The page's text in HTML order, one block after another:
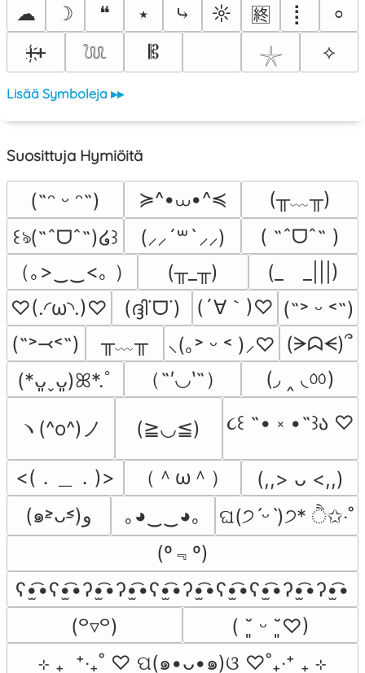
☁
☽ ❝ ⭑ ⤷ ☼ 🈡 ⡇
⸰
ᚐ҉ᚐ
𓆙 𝄡 𓇼 ⟡
Lisää Symboleja ▸▸
Suosittuja Hymiöitä
(˶ᵔ ᵕ ᵔ˶) ≽^•⩊•^≼
(╥﹏╥)
꒰ঌ(˶ˆᗜˆ˵)໒꒱
(⸝⸝´꒳`⸝⸝)
( ˶ˆᗜˆ˵ )
（｡>‿‿<｡ ）
(╥_╥)
(_　_|||)
♡(.◜ω◝.)♡
(ദ്ദി˙ᗜ˙) (´∀｀)♡ (˶˃ ᵕ ˂˶)
(˶˃⤙˂˶)
╥﹏╥ ⸜(｡˃ ᵕ ˂ )⸝♡ (ᗒᗣᗕ)՞
(*ᴗ͈ˬᴗ͈)ꕤ*.ﾟ
（˶′◡‵˶） (◞ ‸ ◟ㆀ)
ヽ(^o^)ノ (≧◡≦) ૮꒰ ˶• ༝ •˶꒱ა ♡
<(．＿．)> （＾ω＾）
(,,> ᴗ <,,)
(๑˃̵ᴗ˂̵)و
｡◕‿‿◕｡
ଘ(੭ˊᵕˋ)੭* ੈ✩‧˚
(º﹃º)
ʕ•̫͡•ʕ•̫͡•ʔ•̫͡•ʔ•̫͡•ʕ•̫͡•ʔ•̫͡•ʕ•̫͡•ʕ•̫͡•ʔ•̫͡•ʔ•̫͡•
(꒪▿꒪)
( ˘͈ ᵕ ˘͈♡)
⊹ ₊  ⁺‧₊˚ ♡ ପ(๑•ᴗ•๑)ଓ ♡˚₊‧⁺ ₊ ⊹